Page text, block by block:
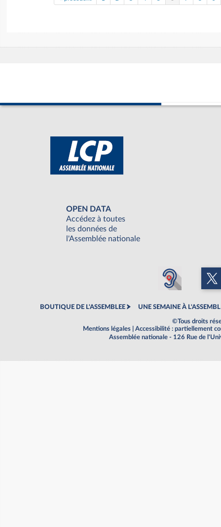
OPEN DATA
Accédez à toutes
les données de
l'Assemblée nationale
BOUTIQUE DE L'ASSEMBLEE UNE SEMAINE À
©Tous droits
Mentions légales
Accessibilité : partiellement
Assemblée nationale - 126 Rue de